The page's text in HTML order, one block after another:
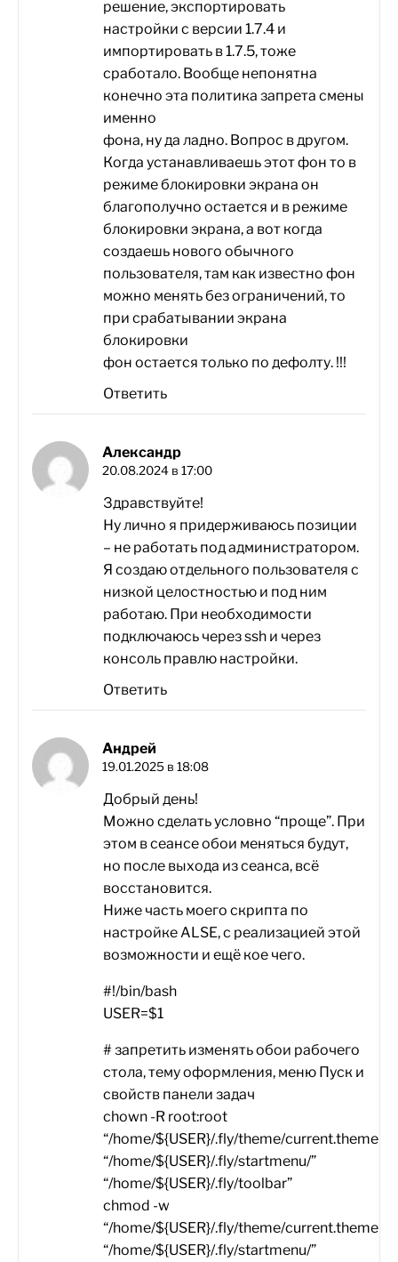
решение, экспортировать
настройки с версии 1.7.4 и
импортировать в 1.7.5, тоже
сработало. Вообще непонятна
конечно эта политика запрета смены
именно
фона, ну да ладно. Вопрос в другом.
Когда устанавливаешь этот фон то в
режиме блокировки экрана он
благополучно остается и в режиме
блокировки экрана, а вот когда
создаешь нового обычного
пользователя, там как известно фон
можно менять без ограничений, то
при срабатывании экрана
блокировки
фон остается только по дефолту. !!!
Ответить
Александр
20.08.2024 в 17:00
Здравствуйте!
Ну лично я придерживаюсь позиции
– не работать под администратором.
Я создаю отдельного пользователя с
низкой целостностью и под ним
работаю. При необходимости
подключаюсь через ssh и через
консоль правлю настройки.
Ответить
Андрей
19.01.2025 в 18:08
Добрый день!
Можно сделать условно “проще”. При
этом в сеансе обои меняться будут,
но после выхода из сеанса, всё
восстановится.
Ниже часть моего скрипта по
настройке ALSE, с реализацией этой
возможности и ещё кое чего.
#!/bin/bash
USER=$1
# запретить изменять обои рабочего
стола, тему оформления, меню Пуск и
свойств панели задач
chown -R root:root
“/home/${USER}/.fly/theme/current.themerc”
“/home/${USER}/.fly/startmenu/”
“/home/${USER}/.fly/toolbar”
chmod -w
“/home/${USER}/.fly/theme/current.themerc”
“/home/${USER}/.fly/startmenu/”